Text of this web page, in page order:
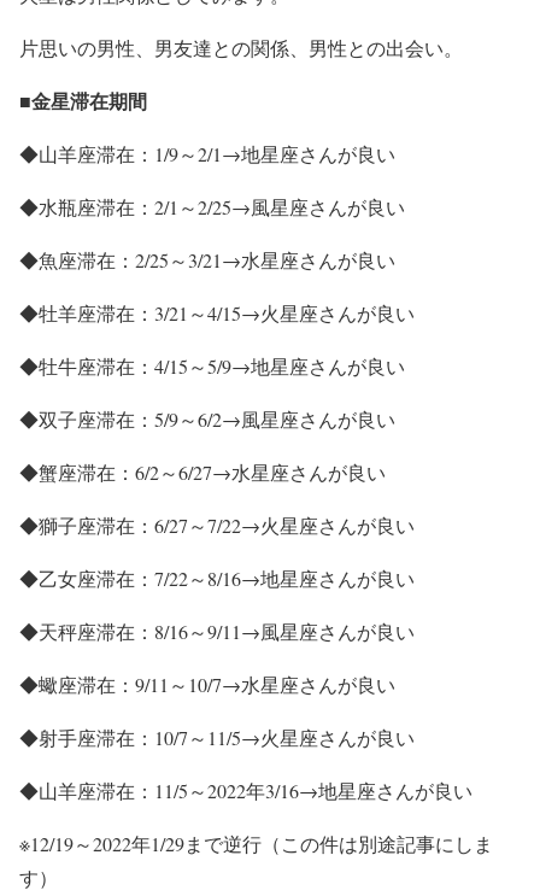
片思いの男性、男友達との関係、男性との出会い。
■金星滞在期間
◆山羊座滞在：1/9～2/1→地星座さんが良い
◆水瓶座滞在：2/1～2/25→風星座さんが良い
◆魚座滞在：2/25～3/21→水星座さんが良い
◆牡羊座滞在：3/21～4/15→火星座さんが良い
◆牡牛座滞在：4/15～5/9→地星座さんが良い
◆双子座滞在：5/9～6/2→風星座さんが良い
◆蟹座滞在：6/2～6/27→水星座さんが良い
◆獅子座滞在：6/27～7/22→火星座さんが良い
◆乙女座滞在：7/22～8/16→地星座さんが良い
◆天秤座滞在：8/16～9/11→風星座さんが良い
◆蠍座滞在：9/11～10/7→水星座さんが良い
◆射手座滞在：10/7～11/5→火星座さんが良い
◆山羊座滞在：11/5～2022年3/16→地星座さんが良い
※12/19～2022年1/29まで逆行（この件は別途記事にしま
す）